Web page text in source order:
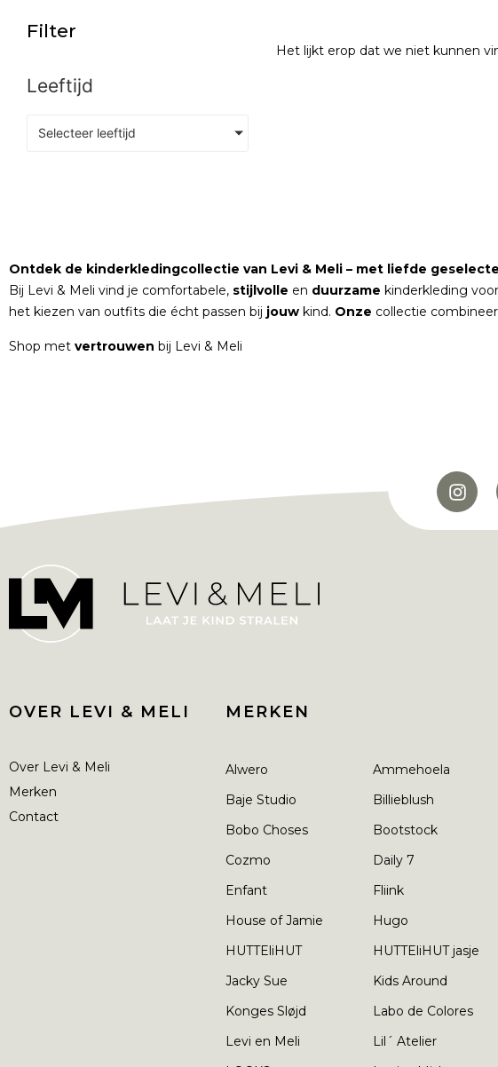
Filter
Leeftijd
Selecteer leeftijd
Het lijkt erop dat we niet kunnen
Ontdek de kinderkledingcollectie van Levi & Meli – met liefde
Bij Levi & Meli vind je comfortabele, stijlvolle en duurzame kinderkleding
het kiezen van outfits die écht passen bij jouw kind. Onze collectie
Shop met vertrouwen bij Levi & Meli
OVER LEVI & MELI
Over Levi & Meli
Merken
Contact
MERKEN
Alwero
Ammehoela
Baje Studio
Billieblush
Bobo Choses
Bootstock
Cozmo
Daily 7
Enfant
Fliink
House of Jamie
Hugo
HUTTEliHUT
HUTTEliHUT jasje
Jacky Sue
Kids Around
Konges Sløjd
Labo de Colores
Levi en Meli
Lil´ Atelier